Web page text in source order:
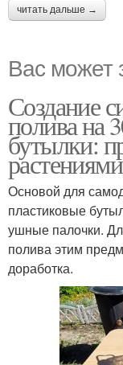
читать дальше →
Вас может
Создание
полива на
бутылки:
растениями
Основой для
пластиковые
ушные палочки.
полива этим
доработка.